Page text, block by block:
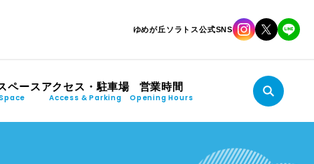
ゆめが丘ソラトス公式SNS
ペースアクセス・駐車場
Access & Parking
営業時間
Opening Hours